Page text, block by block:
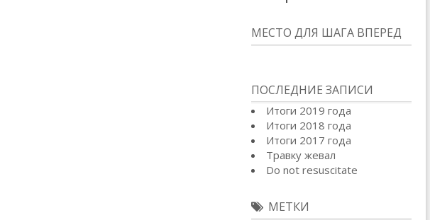
МЕСТО ДЛЯ ШАГА ВПЕРЕД
ПОСЛЕДНИЕ ЗАПИСИ
Итоги 2019 года
Итоги 2018 года
Итоги 2017 года
Травку жевал
Do not resuscitate
МЕТКИ